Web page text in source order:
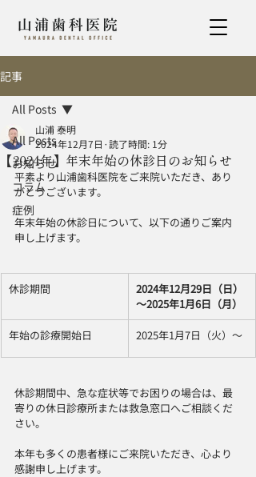
記事
All Posts
お知らせ
コラム
症例
All Posts
【2024年】年末年始の休診日のお知らせ
山浦 泰明
2024年12月7日 読了時間: 1分
平素より山浦歯科医院をご来院いただき、あり
がとうございます。
年末年始の休診日について、以下の通りご案内
申し上げます。
休診期間
2024年12月29日（日）
～2025年1月6日（月）
年始の診療開始日 2025年1月7日（火）～
休診期間中、急な症状等でお困りの場合は、最
寄りの休日診療所または救急窓口へご相談くだ
さい。
本年も多くの患者様にご来院いただき、心より
感謝申し上げます。